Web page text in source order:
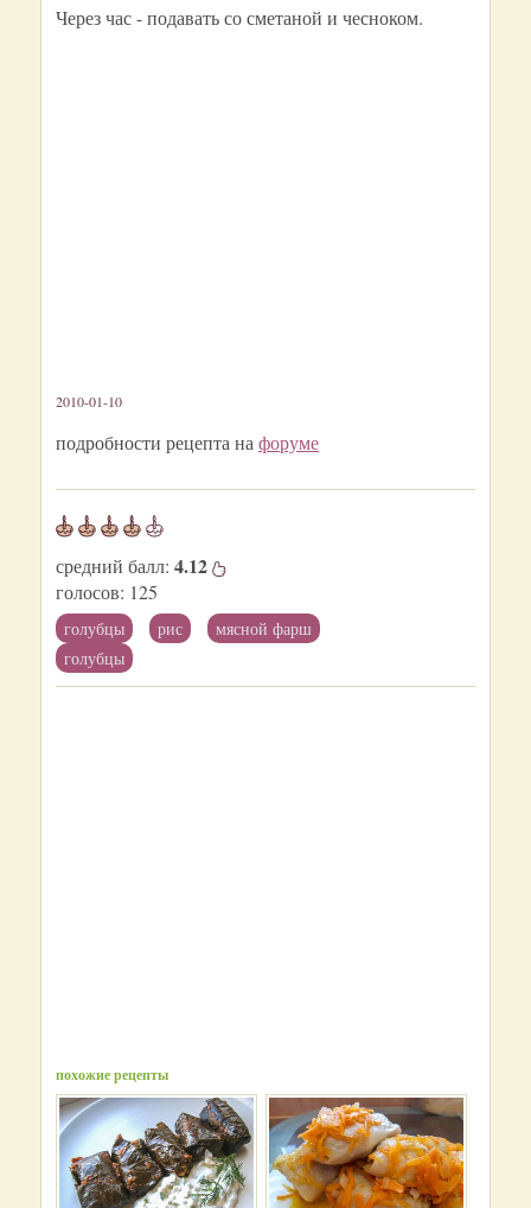
Через час - подавать со сметаной и чесноком.
2010-01-10
подробности рецепта на форуме
средний балл: 4.12
голосов: 125
голубцы рис
мясной фарш
голубцы
похожие рецепты